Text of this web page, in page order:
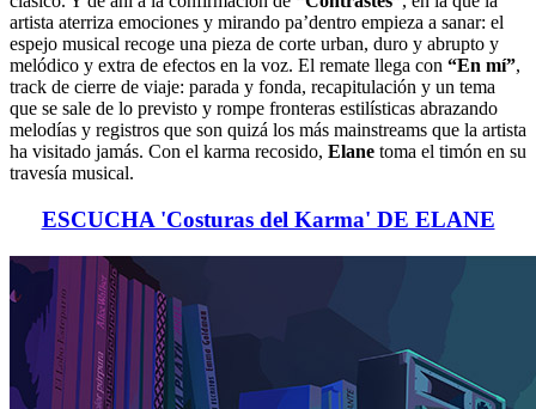
artista aterriza emociones y mirando pa’dentro empieza a sanar: el
espejo musical recoge una pieza de corte urban, duro y abrupto y
melódico y extra de efectos en la voz. El remate llega con “En mí”,
track de cierre de viaje: parada y fonda, recapitulación y un tema
que se sale de lo previsto y rompe fronteras estilísticas abrazando
melodías y registros que son quizá los más mainstreams que la artista
ha visitado jamás. Con el karma recosido, Elane toma el timón en su
travesía musical.
ESCUCHA 'Costuras del Karma' DE ELANE